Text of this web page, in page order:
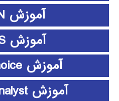
آموزش ePLAN
آموزش ETABS
آموزش expert choice
آموزش Frontier Analyst